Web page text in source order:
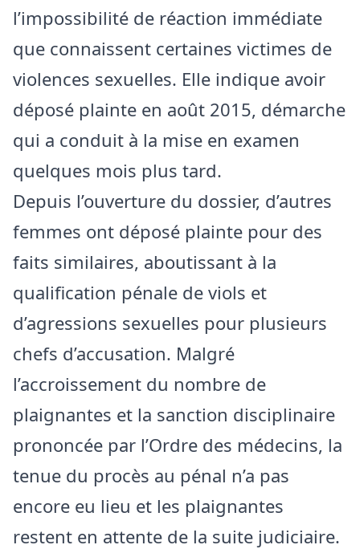
l’impossibilité de réaction immédiate
que connaissent certaines victimes de
violences sexuelles. Elle indique avoir
déposé plainte en août 2015, démarche
qui a conduit à la mise en examen
quelques mois plus tard.
Depuis l’ouverture du dossier, d’autres
femmes ont déposé plainte pour des
faits similaires, aboutissant à la
qualification pénale de viols et
d’agressions sexuelles pour plusieurs
chefs d’accusation. Malgré
l’accroissement du nombre de
plaignantes et la sanction disciplinaire
prononcée par l’Ordre des médecins, la
tenue du procès au pénal n’a pas
encore eu lieu et les plaignantes
restent en attente de la suite judiciaire.